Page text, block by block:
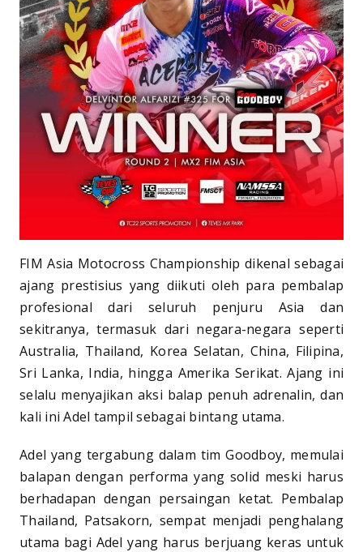
FIM Asia Motocross Championship dikenal sebagai
ajang prestisius yang diikuti oleh para pembalap
profesional dari seluruh penjuru Asia dan
sekitranya, termasuk dari negara-negara seperti
Australia, Thailand, Korea Selatan, China, Filipina,
Sri Lanka, India, hingga Amerika Serikat. Ajang ini
selalu menyajikan aksi balap penuh adrenalin, dan
kali ini Adel tampil sebagai bintang utama.
Adel yang tergabung dalam tim Goodboy, memulai
balapan dengan performa yang solid meski harus
berhadapan dengan persaingan ketat. Pembalap
Thailand, Patsakorn, sempat menjadi penghalang
utama bagi Adel yang harus berjuang keras untuk